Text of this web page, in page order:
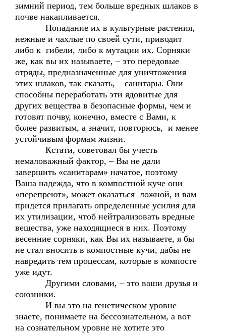
зимний период, тем больше вредных шлаков в
почве накапливается.
Попадание их в культурные растения,
нежные и чахлые по своей сути, приводит
либо к гибели, либо к мутации их. Сорняки
же, как вы их называете, – это передовые
отряды, предназначенные для уничтожения
этих шлаков, так сказать, – санитары. Они
способны переработать эти ядовитые для
других вещества в безопасные формы, чем и
готовят почву, конечно, вместе с Вами, к
более развитым, а значит, повторюсь, и менее
устойчивым формам жизни.
Кстати, советовал бы учесть
немаловажный фактор, – Вы не дали
завершить «санитарам» начатое, поэтому
Ваша надежда, что в компостной куче они
«перепреют», может оказаться ложной, и вам
придется прилагать определенные усилия для
их утилизации, чтоб нейтрализовать вредные
вещества, уже находящиеся в них. Поэтому
весенние сорняки, как Вы их называете, я бы
не стал вносить в компостные кучи, дабы не
навредить тем процессам, которые в компосте
уже идут.
Другими словами, – это ваши друзья и
союзники.
И вы это на генетическом уровне
знаете, понимаете на бессознательном, а вот
на сознательном уровне не хотите это